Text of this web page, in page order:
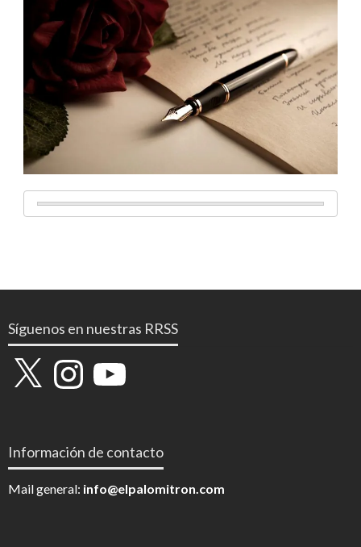
Síguenos en nuestras RRSS
X InstagramYouTube
Información de contacto
Mail general: info@elpalomitron.com